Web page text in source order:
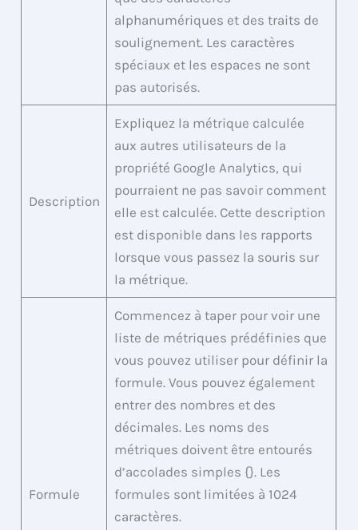
alphanumériques et des traits de
soulignement. Les caractères
spéciaux et les espaces ne sont
pas autorisés.
Description
Expliquez la métrique calculée
aux autres utilisateurs de la
propriété Google Analytics, qui
pourraient ne pas savoir comment
elle est calculée. Cette description
est disponible dans les rapports
lorsque vous passez la souris sur
la métrique.
Formule
Commencez à taper pour voir une
liste de métriques prédéfinies que
vous pouvez utiliser pour définir la
formule. Vous pouvez également
entrer des nombres et des
décimales. Les noms des
métriques doivent être entourés
d’accolades simples {}. Les
formules sont limitées à 1024
caractères.